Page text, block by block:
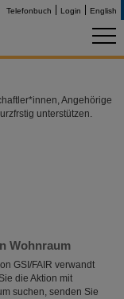
Telefonbuch Login English
Angehörige
unterstützen.
Wohnraum
GSI/FAIR verwandt
die Aktion mit
suchen, senden Sie